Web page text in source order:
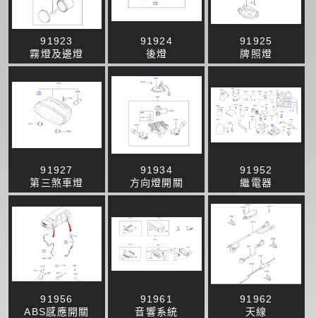
91923
霧燈及邊燈
91924
後燈
91925
牌照燈
91927
第三煞車燈
91934
方向燈開關
91952
繼電器
91956
ABS感應開關
91961
音響系統
91962
天線